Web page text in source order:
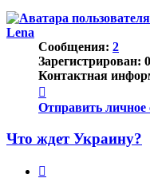
Lena
Сообщения: 2
Зарегистрирован:
Контактная
информация
пользователя
Отправить личное
Что ждет Украину?